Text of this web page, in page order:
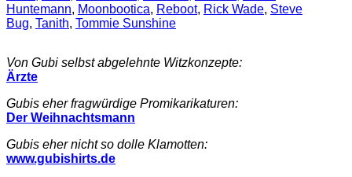
Huntemann, Moonbootica, Reboot, Rick Wade, Steve
Bug, Tanith, Tommie Sunshine
Von Gubi selbst abgelehnte Witzkonzepte:
Ärzte
Gubis eher fragwürdige Promikarikaturen:
Der Weihnachtsmann
Gubis eher nicht so dolle Klamotten:
www.gubishirts.de